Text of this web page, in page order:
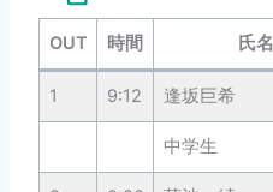
OUT 時間 氏名
1 9:12 逢坂巨希
中学生